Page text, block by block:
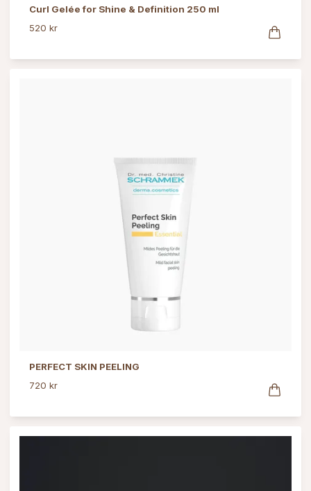
Curl Gelée for Shine & Definition 250 ml
520 kr
PERFECT SKIN PEELING
720 kr